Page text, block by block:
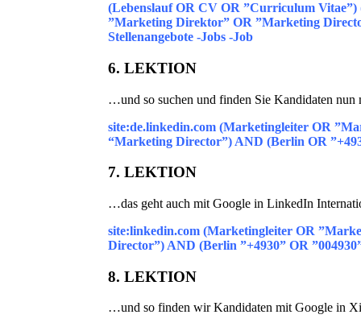
(Lebenslauf OR CV OR ”Curriculum
”Marketing Direktor” OR ”Marketing
Stellenangebote -Jobs -Job
6. LEKTION
…und so suchen und finden Sie Kandidaten
site:de.linkedin.com (Marketingleiter OR
“Marketing Director”) AND (Berlin OR
7. LEKTION
…das geht auch mit Google in LinkedIn
site:linkedin.com (Marketingleiter OR
Director”) AND (Berlin ”+4930” OR
8. LEKTION
…und so finden wir Kandidaten mit Google in